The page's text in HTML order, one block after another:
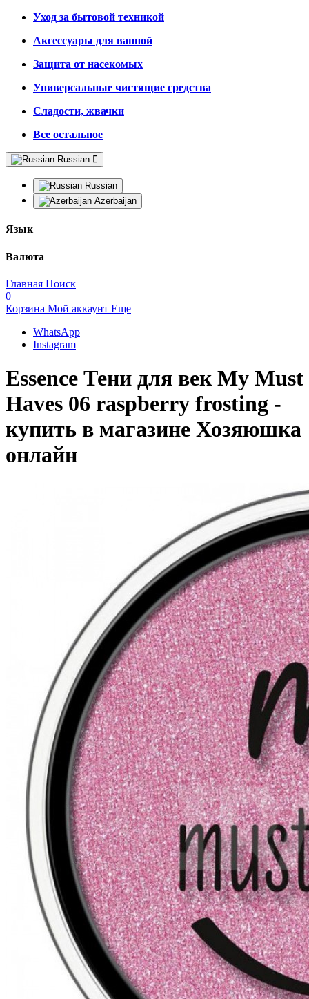
Уход за бытовой техникой
Аксессуары для ванной
Защита от насекомых
Универсальные чистящие средства
Сладости, жвачки
Все остальное
Russian
Russian
Azerbaijan
Язык
Валюта
Главная Поиск
0
Корзина Мой аккаунт Еще
WhatsApp
Instagram
Essence Тени для век My Must
Haves 06 raspberry frosting -
купить в магазине Хозяюшка
онлайн